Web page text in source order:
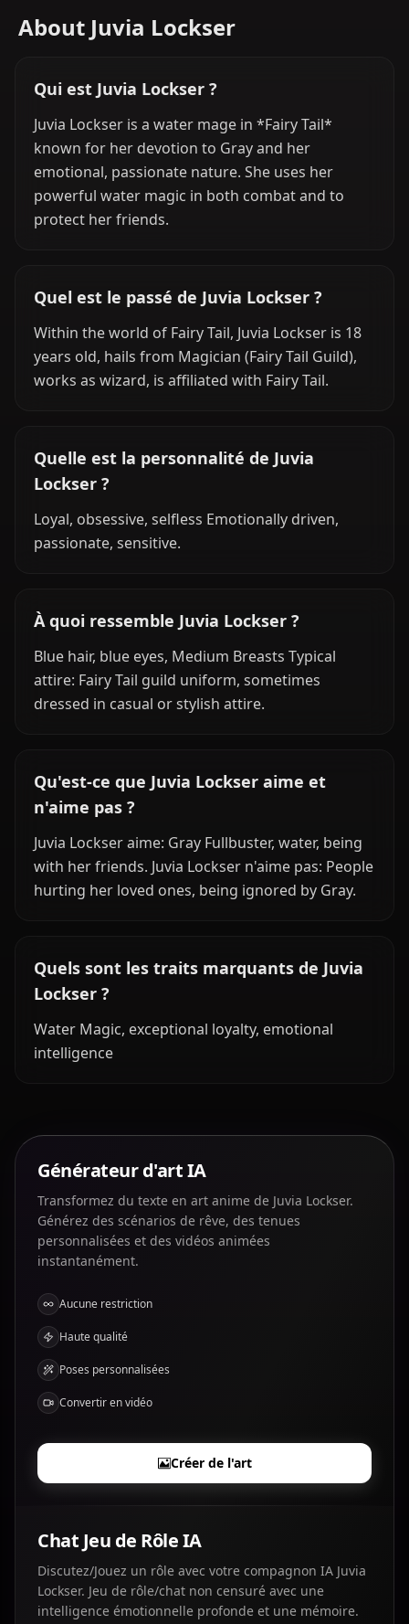
About Juvia Lockser
Qui est Juvia Lockser ?
Juvia Lockser is a water mage in *Fairy Tail*
known for her devotion to Gray and her
emotional, passionate nature. She uses her
powerful water magic in both combat and to
protect her friends.
Quel est le passé de Juvia Lockser ?
Within the world of Fairy Tail, Juvia Lockser is 18
years old, hails from Magician (Fairy Tail Guild),
works as wizard, is affiliated with Fairy Tail.
Quelle est la personnalité de Juvia
Lockser ?
Loyal, obsessive, selfless Emotionally driven,
passionate, sensitive.
À quoi ressemble Juvia Lockser ?
Blue hair, blue eyes, Medium Breasts Typical
attire: Fairy Tail guild uniform, sometimes
dressed in casual or stylish attire.
Qu'est-ce que Juvia Lockser aime et
n'aime pas ?
Juvia Lockser aime: Gray Fullbuster, water, being
with her friends. Juvia Lockser n'aime pas: People
hurting her loved ones, being ignored by Gray.
Quels sont les traits marquants de Juvia
Lockser ?
Water Magic, exceptional loyalty, emotional
intelligence
Générateur d'art IA
Transformez du texte en art anime de Juvia Lockser.
Générez des scénarios de rêve, des tenues
personnalisées et des vidéos animées
instantanément.
Aucune restriction
Haute qualité
Poses personnalisées
Convertir en vidéo
Créer de l'art
Chat Jeu de Rôle IA
Discutez/Jouez un rôle avec votre compagnon IA Juvia
Lockser. Jeu de rôle/chat non censuré avec une
intelligence émotionnelle profonde et une mémoire.